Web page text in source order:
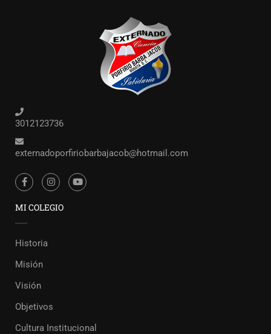
3012123736
externadoporfiriobarbajacob@hotmail.com
MI COLEGIO
Historia
Misión
Visión
Objetivos
Cultura Institucional